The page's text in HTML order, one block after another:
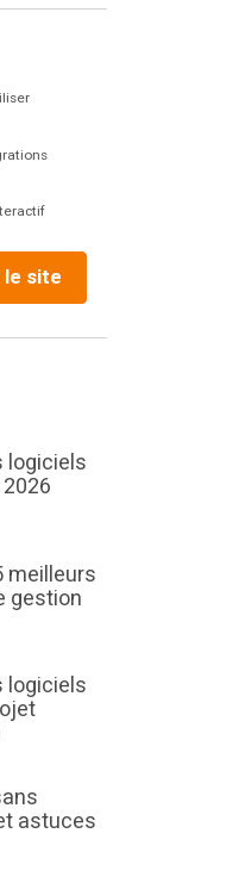
site
logiciels
meilleurs
gestion
logiciels
astuces